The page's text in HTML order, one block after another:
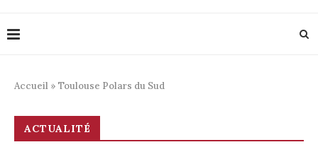
Accueil » Toulouse Polars du Sud
ACTUALITÉ